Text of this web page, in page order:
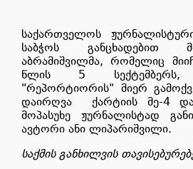
საქართველოს
საბჭოს განცხადებით
აბრამიშვილმა, რომელიც
წლის 5 სექტემბერს,
"რეპორტიორის" მიერ
დაირღვა
ქარტიის მე-4
მოპასუხე ჟურნალისტად
ავტორი ანი ლიპარიშვილი.
საქმის განხილვის